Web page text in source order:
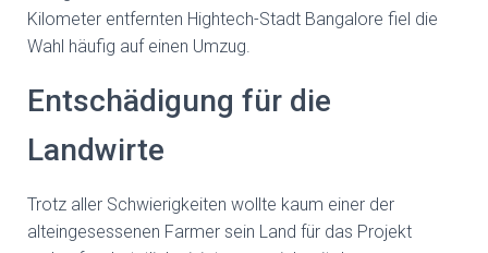
Kilometer entfernten Hightech-Stadt Bangalore fiel die
Wahl häufig auf einen Umzug.
Entschädigung für die
Landwirte
Trotz aller Schwierigkeiten wollte kaum einer der
alteingesessenen Farmer sein Land für das Projekt